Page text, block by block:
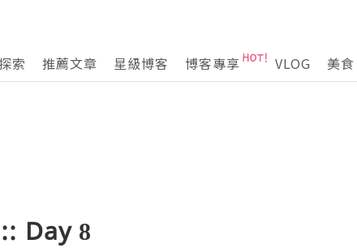
探索 推薦文章 星級博客 博客專享 VLOG 美食
Day 8